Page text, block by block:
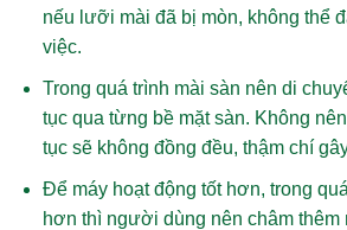
nếu lưỡi mài đã bị mòn, không thể
việc.
Trong quá trình mài sàn nên di
tục qua từng bề mặt sàn. Không
tục sẽ không đồng đều, thậm chí
Để máy hoạt động tốt hơn, trong
hơn thì người dùng nên châm thêm